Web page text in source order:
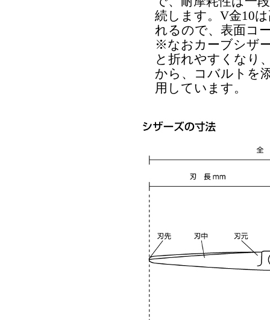
続します。V金10
れるので、表面コ
※なおカーブシザ
と折れやすくなり
から、コバルトを
用しています。